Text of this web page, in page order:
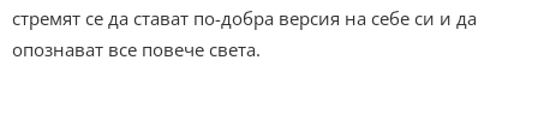
стремят се да стават по-добра версия на себе си и да
опознават все повече света.